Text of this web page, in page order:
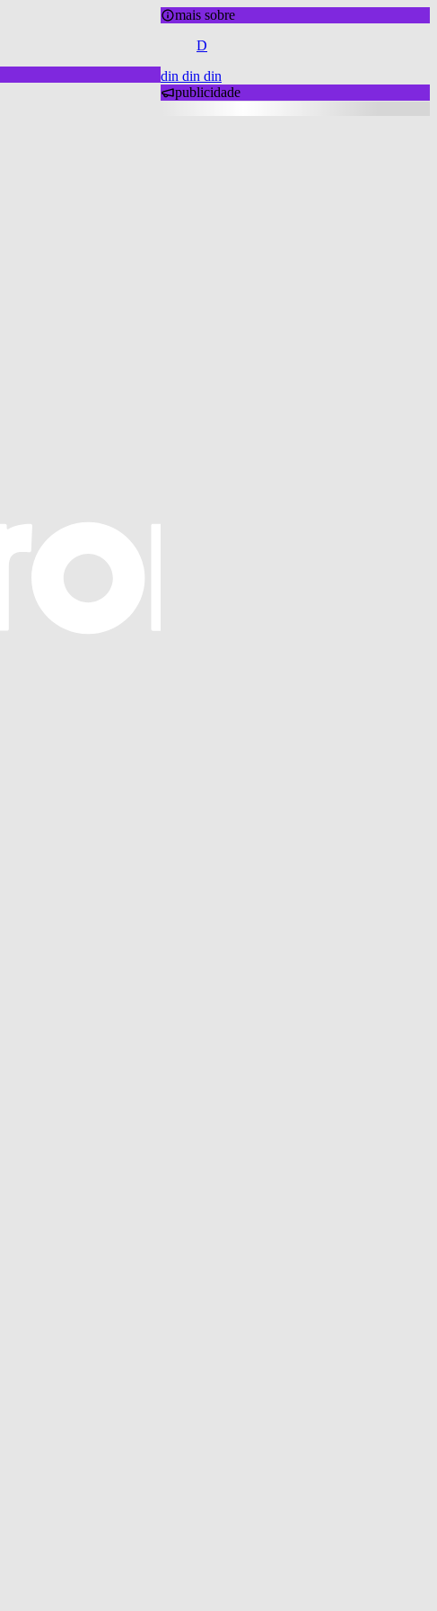
mais sobre
D
din din din
publicidade